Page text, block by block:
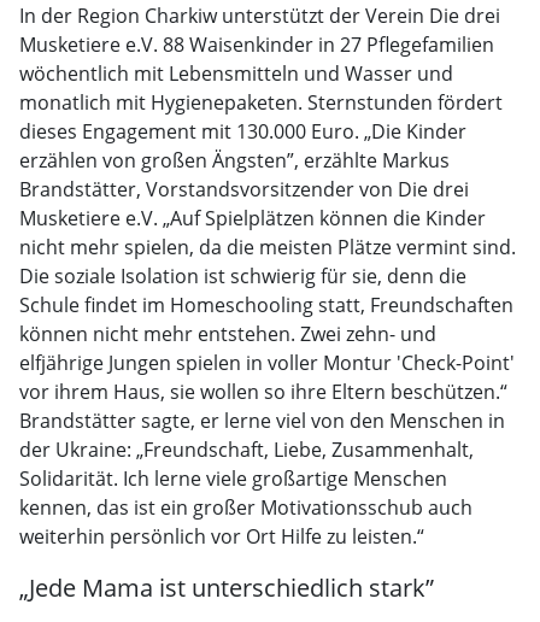
In der Region Charkiw unterstützt der Verein Die drei
Musketiere e.V. 88 Waisenkinder in 27 Pflegefamilien
wöchentlich mit Lebensmitteln und Wasser und
monatlich mit Hygienepaketen. Sternstunden fördert
dieses Engagement mit 130.000 Euro. „Die Kinder
erzählen von großen Ängsten”, erzählte Markus
Brandstätter, Vorstandsvorsitzender von Die drei
Musketiere e.V. „Auf Spielplätzen können die Kinder
nicht mehr spielen, da die meisten Plätze vermint sind.
Die soziale Isolation ist schwierig für sie, denn die
Schule findet im Homeschooling statt, Freundschaften
können nicht mehr entstehen. Zwei zehn- und
elfjährige Jungen spielen in voller Montur 'Check-Point'
vor ihrem Haus, sie wollen so ihre Eltern beschützen.“
Brandstätter sagte, er lerne viel von den Menschen in
der Ukraine: „Freundschaft, Liebe, Zusammenhalt,
Solidarität. Ich lerne viele großartige Menschen
kennen, das ist ein großer Motivationsschub auch
weiterhin persönlich vor Ort Hilfe zu leisten.“
„Jede Mama ist unterschiedlich stark”